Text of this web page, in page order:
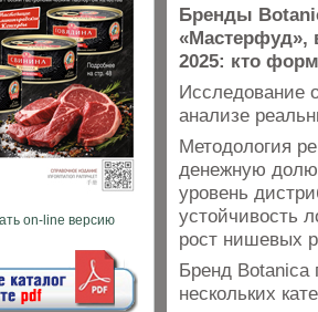
Бренды
«Мастерфуд»,
2025: кто
Исследование
анализе
Методология
денежную долю
уровень
устойчивость
рост нишевых
Бренд Botanica
нескольких